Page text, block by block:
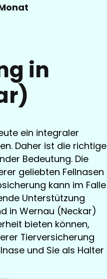
in
ein integraler
Daher ist die richtige
Bedeutung. Die
geliebten Fellnasen
kann im Falle
Unterstützung
in Wernau (Neckar)
bieten können,
Tierversicherung
und Sie als Halter